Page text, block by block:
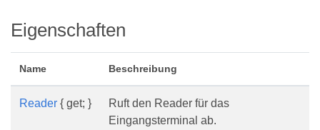
Eigenschaften
Name Beschreibung
Reader { get; }
Ruft den Reader für das
Eingangsterminal ab.